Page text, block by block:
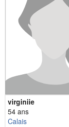
virginiie
54 ans
Calais